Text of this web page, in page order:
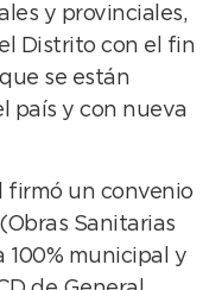
y provinciales,
Distrito con el fin
se están
país y con nueva
firmó un convenio
Sanitarias
100% municipal y